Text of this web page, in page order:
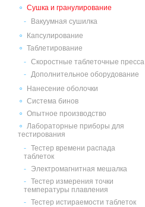
Сушка и гранулирование
Вакуумная сушилка
Капсулирование
Таблетирование
Скоростные таблеточные пресса
Дополнительное оборудование
Нанесение оболочки
Система бинов
Опытное производство
Лабораторные приборы для
тестирования
Тестер времени распада
таблеток
Электромагнитная мешалка
Тестер измерения точки
температуры плавления
Тестер истираемости таблеток